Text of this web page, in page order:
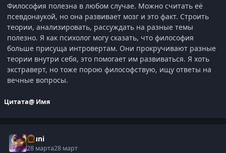
Философия полезна в любом случае. Можно считать её
псевдонаукой, но она развивает мозг и это факт. Строить
теории, анализировать, рассуждать на разные темы
полезно. Я как психолог могу сказать, что философия
больше присуща интровертам. Они прокручивают разные
теории внутри себя, это помогает им развиваться. Я хоть
экстраверт, но тоже порою философствую, ищу ответы на
вечные вопросы.
Цитата@ Имя
Muni
28 марта28 март